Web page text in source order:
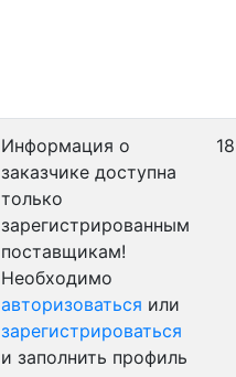
Информация о
заказчике доступна
только
зарегистрированным
поставщикам!
Необходимо
авторизоваться или
зарегистрироваться
и заполнить профиль